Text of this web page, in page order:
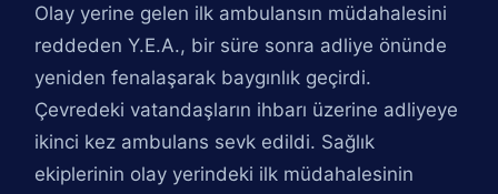
Olay yerine gelen ilk ambulansın müdahalesini
reddeden Y.E.A., bir süre sonra adliye önünde
yeniden fenalaşarak baygınlık geçirdi.
Çevredeki vatandaşların ihbarı üzerine adliyeye
ikinci kez ambulans sevk edildi. Sağlık
ekiplerinin olay yerindeki ilk müdahalesinin